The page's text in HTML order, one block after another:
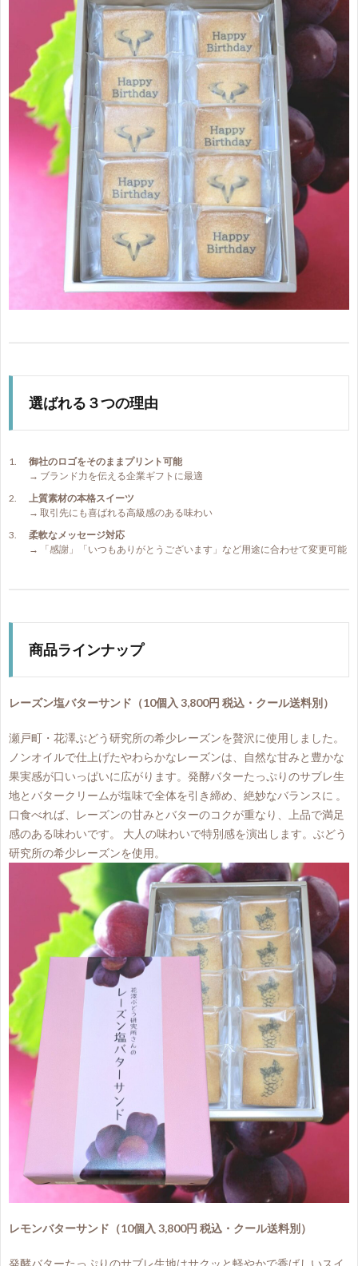
選ばれる３つの理由
御社のロゴをそのままプリント可能
→ ブランド力を伝える企業ギフトに最適
上質素材の本格スイーツ
→ 取引先にも喜ばれる高級感のある味わい
柔軟なメッセージ対応
→ 「感謝」「いつもありがとうございます」など用途に合わせて変更可能
商品ラインナップ
レーズン塩バターサンド（10個入 3,800円 税込・クール送料別）
瀬戸町・花澤ぶどう研究所の希少レーズンを贅沢に使用しました。
ノンオイルで仕上げたやわらかなレーズンは、自然な甘みと豊かな
果実感が口いっぱいに広がります。発酵バターたっぷりのサブレ生
地とバタークリームが塩味で全体を引き締め、絶妙なバランスに 。
口食べれば、レーズンの甘みとバターのコクが重なり、上品で満足
感のある味わいです。 大人の味わいで特別感を演出します。ぶどう
研究所の希少レーズンを使用。
レモンバターサンド（10個入 3,800円 税込・クール送料別）
発酵バターたっぷりのサブレ生地はサクッと軽やかで香ばしいスイ